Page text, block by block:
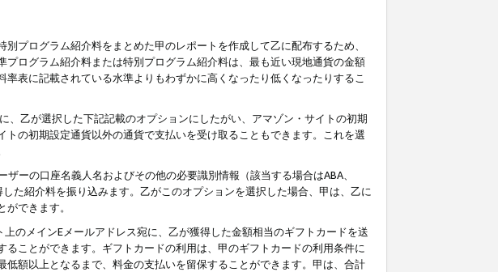
プログラム紹介料をまとめた甲のレポートを作成して乙に配布するため、
ログラム紹介料または特別プログラム紹介料は、最も近い現地通貨の金額
表に記載されている水準よりもわずかに高くなったり低くなったりするこ
乙が選択した下記記載のオプションにしたがい、アマゾン・サイトの初期
の初期設定通貨以外の通貨で支払いを受け取ることもできます。これを選
ーの口座名義人名およびその他の必要識別情報（該当する場合はABA、
た紹介料を振り込みます。乙がこのオプションを選択した場合、甲は、乙に
できます。
メインEメールアドレス宛に、乙が獲得した金額相当のギフトカードを送
ことができます。ギフトカードの利用は、甲のギフトカードの利用条件に
低額以上となるまで、料金の支払いを留保することができます。甲は、合計